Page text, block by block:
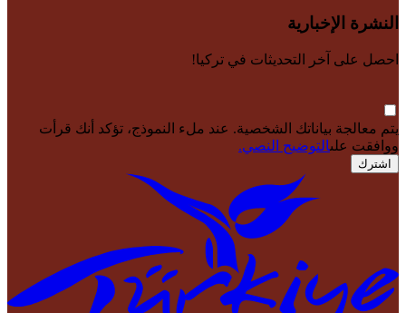
النشرة الإخبارية
احصل على آخر التحديثات في تركيا!
يتم معالجة بياناتك الشخصية. عند ملء النموذج، تؤكد أنك قرأت
ووافقت علىالتوضيح النصي.
اشترك